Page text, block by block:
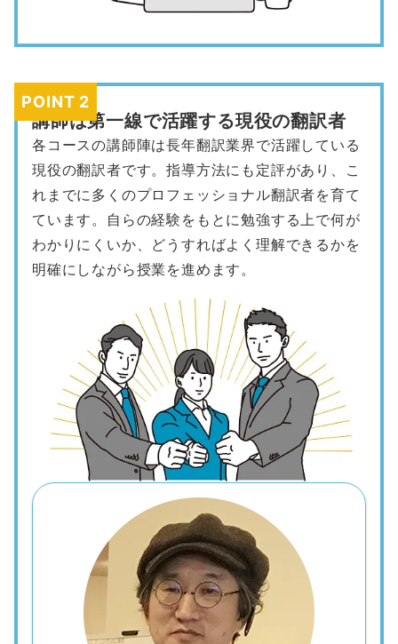
POINT 2
講師は第一線で活躍する現役の翻訳者
各コースの講師陣は長年翻訳業界で活躍している
現役の翻訳者です。指導方法にも定評があり、こ
れまでに多くのプロフェッショナル翻訳者を育て
ています。自らの経験をもとに勉強する上で何が
わかりにくいか、どうすればよく理解できるかを
明確にしながら授業を進めます。